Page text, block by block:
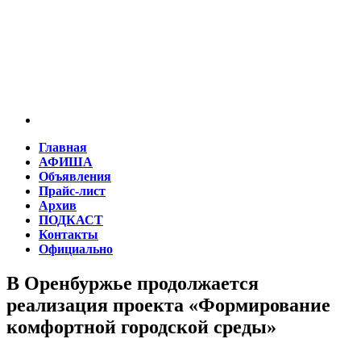
Главная
АФИША
Объявления
Прайс-лист
Архив
ПОДКАСТ
Контакты
Официально
В Оренбуржье продолжается
реализация проекта «Формирование
комфортной городской среды»